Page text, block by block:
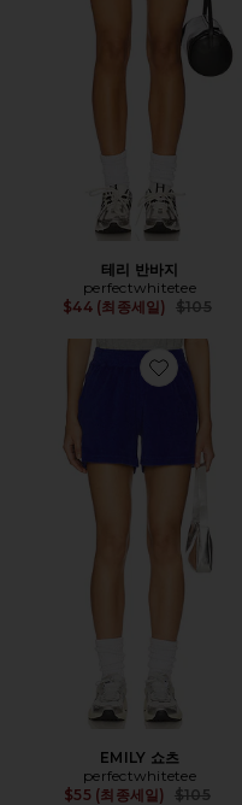
테리 반바지
perfectwhitetee
$44 (최종세일)
Previous
$105
Favorite
EMILY 쇼츠
perfectwhitetee
$55 (최종세일)
Previous
$105